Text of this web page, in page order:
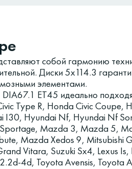
собой гармонию
Диски 5x114.3
элементами.
ET45 идеально
Type R, Honda Civic Coupe,
I30, Hyundai Nf, Hyundai Nf
Mazda 3, Mazda 5,
Mazda Xedos 9, Mitsubishi
Vitara, Suzuki Sx4, Lexus
4d, Toyota Avensis, Toyota